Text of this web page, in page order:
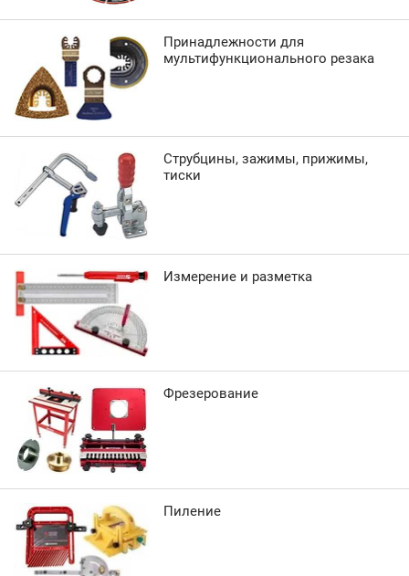
Принадлежности для
мультифункционального резака
Струбцины, зажимы, прижимы,
тиски
Измерение и разметка
Фрезерование
Пиление